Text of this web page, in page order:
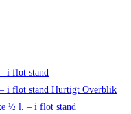
Hurtigt Overblik